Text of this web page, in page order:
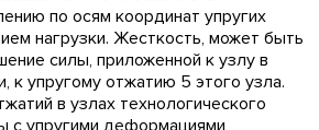
по осям координат упругих
нагрузки. Жесткость, может быть
силы, приложенной к узлу в
к упругому отжатию 5 этого узла.
в узлах технологического
с упругими деформациями,